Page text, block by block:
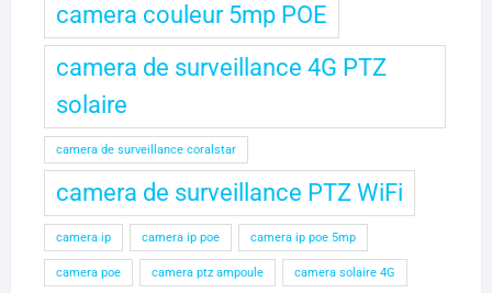
camera couleur 5mp POE
camera de surveillance 4G PTZ
solaire
camera de surveillance coralstar
camera de surveillance PTZ WiFi
camera ip camera ip poe camera ip poe 5mp
camera poe camera ptz ampoule camera solaire 4G